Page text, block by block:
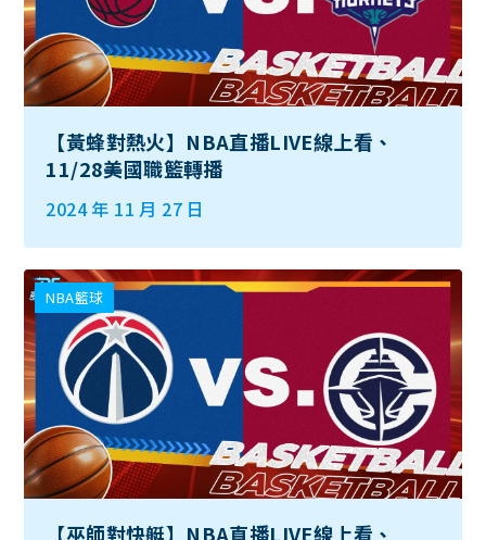
【黃蜂對熱火】NBA直播LIVE線上看、
11/28美國職籃轉播
2024 年 11 月 27 日
NBA籃球
【巫師對快艇】NBA直播LIVE線上看、